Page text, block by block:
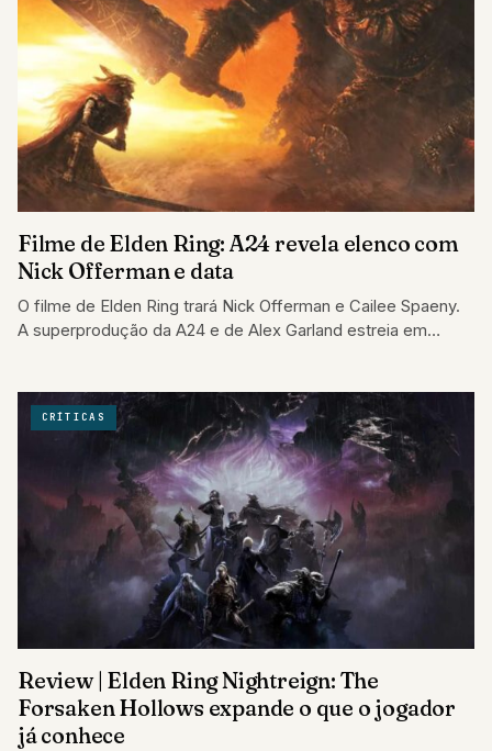
Filme de Elden Ring: A24 revela elenco com
Nick Offerman e data
O filme de Elden Ring trará Nick Offerman e Cailee Spaeny.
A superprodução da A24 e de Alex Garland estreia em
CRÍTICAS
Review | Elden Ring Nightreign: The
Forsaken Hollows expande o que o jogador
já conhece